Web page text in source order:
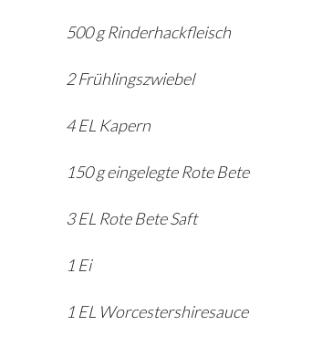
500 g Rinderhackfleisch
2 Frühlingszwiebel
4 EL Kapern
150 g eingelegte Rote Bete
3 EL Rote Bete Saft
1 Ei
1 EL Worcestershiresauce